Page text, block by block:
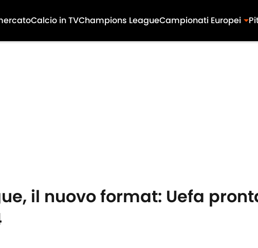
Calcio in TVChampions LeagueCampionati Europei
il nuovo format: Uefa